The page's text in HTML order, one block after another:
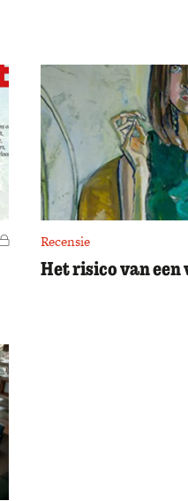
Voor ledenRecensie
Het risico van een